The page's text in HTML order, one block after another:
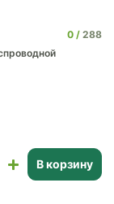
0
288
В корзину